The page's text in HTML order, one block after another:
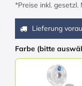
*Preise inkl.
Lieferung
Farbe (bitte